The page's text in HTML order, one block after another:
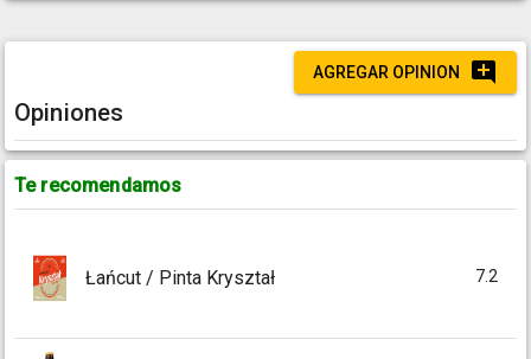
AGREGAR OPINION
Opiniones
Te recomendamos
Łańcut / Pinta Kryształ 7.2